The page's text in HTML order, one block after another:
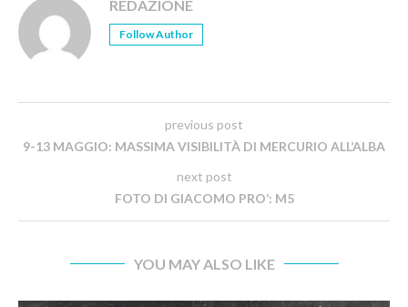
REDAZIONE
Follow Author
previous post
9-13 MAGGIO: MASSIMA VISIBILITÀ DI MERCURIO ALL’ALBA
next post
FOTO DI GIACOMO PRO’: M5
YOU MAY ALSO LIKE